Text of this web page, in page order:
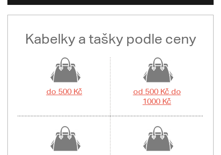
Kabelky a tašky podle ceny
do 500 Kč
od 500 Kč do
1000 Kč